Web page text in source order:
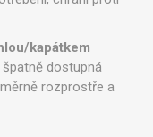
kapátkem
dostupná
rozprostře a